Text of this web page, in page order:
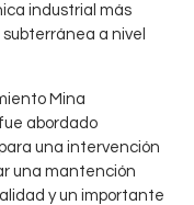
industrial más
a nivel
Mina
abordado
una intervención
una mantención
y un importante